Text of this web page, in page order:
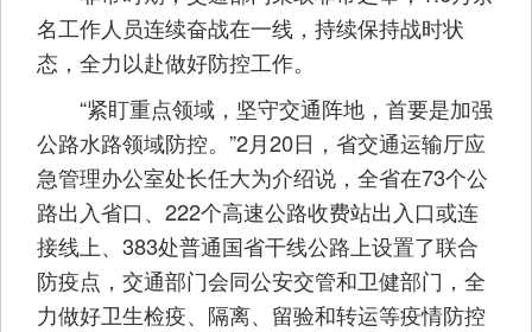
名工作人员连续奋战在一线，持续保持战时状
态，全力以赴做好防控工作。
“紧盯重点领域，坚守交通阵地，首要是加强
公路水路领域防控。”2月20日，省交通运输厅应
急管理办公室处长任大为介绍说，全省在73个公
路出入省口、222个高速公路收费站出入口或连
接线上、383处普通国省干线公路上设置了联合
防疫点，交通部门会同公安交管和卫健部门，全
力做好卫生检疫、隔离、留验和转运等疫情防控